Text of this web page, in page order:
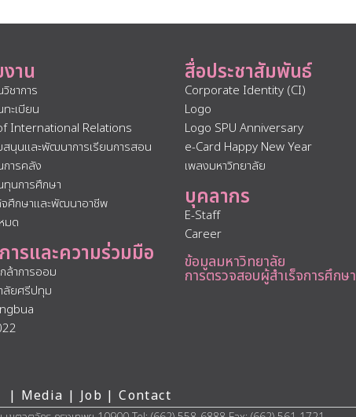
าน
ชาการ
ะเบียน
International Relations
นุนและพัฒนาการเรียนการสอน
การคลัง
ทุนการศึกษา
ศึกษาและพัฒนาอาชีพ
มด
ารและความร่วมมือ
ล้าการออม
ลัยศรีปทุม
สื่อประชาสัมพันธ์
Corporate Identity (CI)
Logo
Logo SPU Anniversary
e-Card Happy New Year
เพลงมหาวิทยาลัย
บุคลากร
E-Staff
Career
ข้อมูลมหาวิทยาลัย
การตรวจสอบผู้สำเร็จการศึกษา
| Media | Job |Contact